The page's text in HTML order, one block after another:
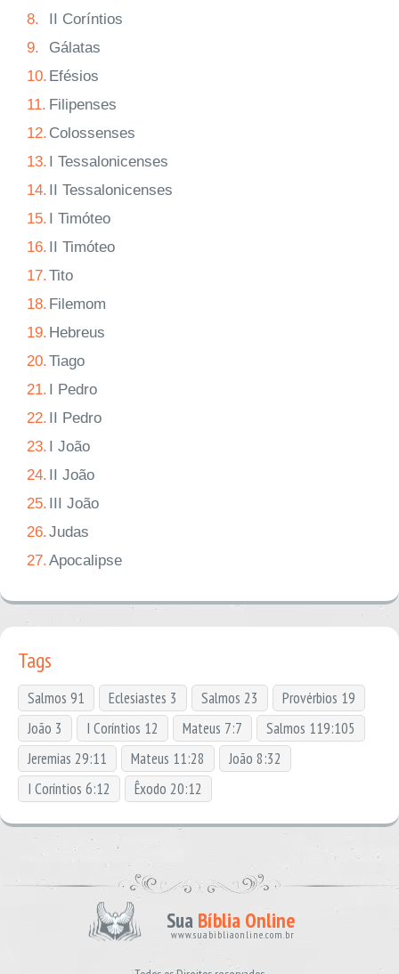
8.
II Coríntios
9.
Gálatas
10. Efésios
11. Filipenses
12. Colossenses
13. I Tessalonicenses
14. II Tessalonicenses
15. I Timóteo
16. II Timóteo
17.Tito
18. Filemom
19. Hebreus
20.Tiago
21. I Pedro
22. II Pedro
23. I João
24. II João
25. III João
26.Judas
27.Apocalipse
Tags
Salmos 91 Eclesiastes 3 Salmos 23
Provérbios 19
João 3
I Coríntios 12 Mateus 7:7
Salmos 119:105
Jeremias 29:11
Mateus 11:28
João 8:32
I Coríntios 6:12
Êxodo 20:12
Sua Bíblia Online
www.suabibliaonline.com.br